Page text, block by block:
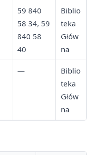
59 840
58 34, 59
840 58
40
Biblio
teka
Głów
na
—
Biblio
teka
Głów
na